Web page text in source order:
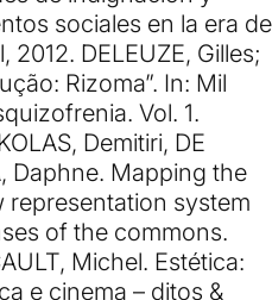
sociales en la era de
2012. DELEUZE, Gilles;
Rizoma”. In: Mil
Vol. 1.
Demitiri, DE
Daphne. Mapping the
representation system
of the commons.
Michel. Estética:
e cinema – ditos &